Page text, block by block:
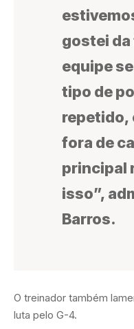
gostei da
equipe
tipo de
repetido,
fora de
principal
isso”,
Barros.
O treinador também
luta pelo G-4.